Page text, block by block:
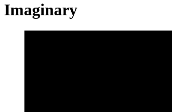
Imaginary